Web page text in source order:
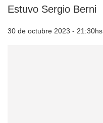
Estuvo Sergio Berni
30 de octubre 2023 - 21:30hs